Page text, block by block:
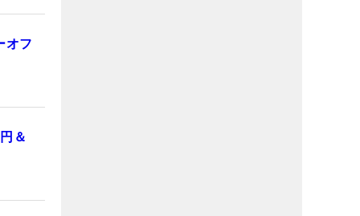
オフ
＆